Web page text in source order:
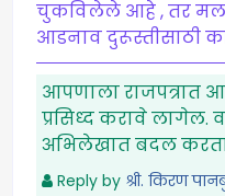
चुकविलेले आहे , तर मला
आडनाव दुरूस्तीसाठी
आपणाला राजपत्रात
प्रसिध्द करावे लागेल.
अभिलेखात बदल
Reply by श्री. किरण